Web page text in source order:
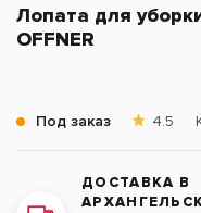
Лопата для
OFFNER
Под заказ 4.5
ДОСТАВКА В